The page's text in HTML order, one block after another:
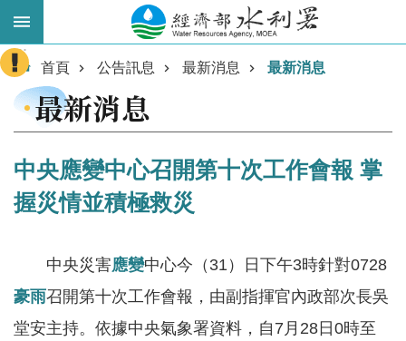
跳到主要內容區塊
進
階
搜
業
:::
首頁 公告訊息 最新消息 最新消息
最新消息
中央應變中心召開第十次工作會報 掌
握災情並積極救災
中央災害應變中心今（31）日下午3時針對0728
豪雨召開第十次工作會報，由副指揮官內政部次長吳
堂安主持。依據中央氣象署資料，自7月28日0時至